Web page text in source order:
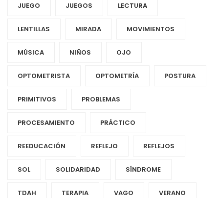
JUEGO JUEGOS LECTURA
LENTILLAS MIRADA MOVIMIENTOS
MÚSICA NIÑOS OJO
OPTOMETRISTA OPTOMETRÍA POSTURA
PRIMITIVOS PROBLEMAS
PROCESAMIENTO PRÁCTICO
REEDUCACIÓN REFLEJO REFLEJOS
SOL SOLIDARIDAD SÍNDROME
TDAH TERAPIA VAGO VERANO